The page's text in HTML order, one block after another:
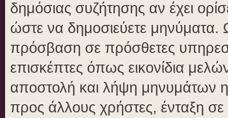
δημόσιας συζήτησης αν έχει
ώστε να δημοσιεύετε μηνύματα.
πρόσβαση σε πρόσθετες
επισκέπτες όπως εικονίδια
αποστολή και λήψη μηνυμάτων
προς άλλους χρήστες, ένταξη